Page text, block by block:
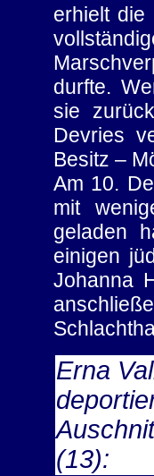
erhielt die
durfte.
sie
Devries
Besitz –
Am 10.
mit
geladen
einigen
Johanna
Erna
(13):